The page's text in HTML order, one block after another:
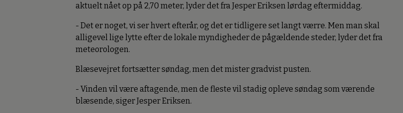
aktuelt nået op på 2,70 meter, lyder det fra Jesper Eriksen lørdag eftermiddag.
- Det er noget, vi ser hvert efterår, og det er tidligere set langt værre. Men man skal
alligevel lige lytte efter de lokale myndigheder de pågældende steder, lyder det fra
meteorologen.
Blæsevejret fortsætter søndag, men det mister gradvist pusten.
- Vinden vil være aftagende, men de fleste vil stadig opleve søndag som værende
blæsende, siger Jesper Eriksen.